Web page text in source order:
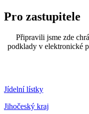
Pro zastupitele
Připravili jsme zde
podklady v elektronické
Jídelní lístky
Jihočeský kraj